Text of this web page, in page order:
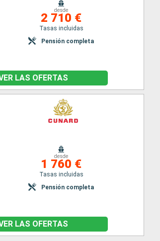
desde
2 710 €
Tasas incluidas
Pensión completa
LAS OFERTAS
desde
1 760 €
Tasas incluidas
Pensión completa
LAS OFERTAS